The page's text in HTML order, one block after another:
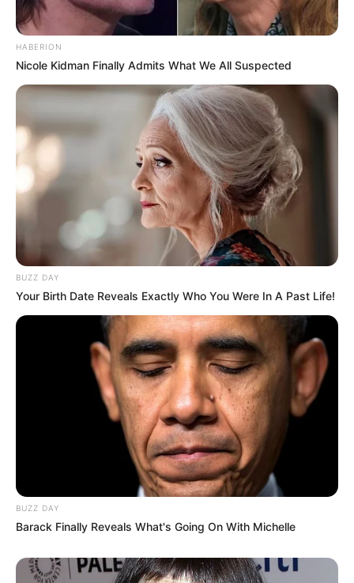
Fonte: www.designspongeonline.com;
www.viladoartesao.com.br
HABERION
Nicole Kidman Finally Admits What We All Suspected
BUZZ DAY
Your Birth Date Reveals Exactly Who You Were In A Past Life!
BUZZ DAY
Barack Finally Reveals What's Going On With Michelle